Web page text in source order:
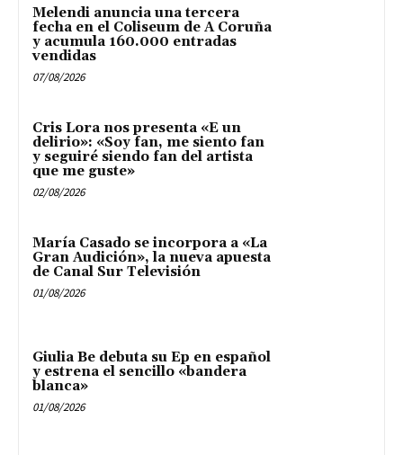
Melendi anuncia una tercera
fecha en el Coliseum de A Coruña
y acumula 160.000 entradas
vendidas
07/08/2026
Cris Lora nos presenta «E un
delirio»: «Soy fan, me siento fan
y seguiré siendo fan del artista
que me guste»
02/08/2026
María Casado se incorpora a «La
Gran Audición», la nueva apuesta
de Canal Sur Televisión
01/08/2026
Giulia Be debuta su Ep en español
y estrena el sencillo «bandera
blanca»
01/08/2026